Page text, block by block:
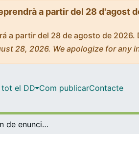
a partir del 28 d'agost
a partir del 28 de agosto de 2026.
28, 2026. We apologize for any
el DD Com publicarContacte
La entonación de enunciados declarativos e interrogativos en chino mandarín hablado por taiwaneses